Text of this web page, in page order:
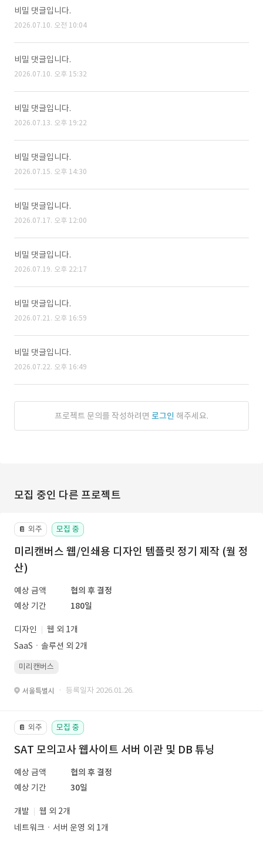
비밀 댓글입니다.
2026.07.10. 오전 10:04
비밀 댓글입니다.
2026.07.10. 오후 15:32
비밀 댓글입니다.
2026.07.13. 오후 19:22
비밀 댓글입니다.
2026.07.15. 오후 14:30
비밀 댓글입니다.
2026.07.17. 오후 12:00
비밀 댓글입니다.
2026.07.19. 오후 22:17
비밀 댓글입니다.
2026.07.21. 오후 16:59
비밀 댓글입니다.
2026.07.22. 오후 16:49
프로젝트 문의를 작성하려면 로그인 해주세요.
모집 중인 다른 프로젝트
📔 외주 모집 중
미리캔버스 웹/인쇄용 디자인 템플릿 정기 제작 (월 정
산)
예상 금액
협의 후 결정
예상 기간
180일
디자인
웹 외 1개
SaaSㆍ솔루션 외 2개
미리캔버스
서울특별시 · 등록일자 2026.01.26.
📔 외주 모집 중
SAT 모의고사 웹사이트 서버 이관 및 DB 튜닝
예상 금액
협의 후 결정
예상 기간
30일
개발
웹 외 2개
네트워크ㆍ서버 운영 외 1개